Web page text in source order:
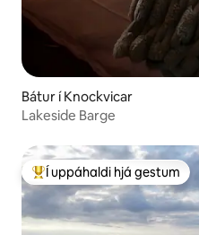
Bátur í Knockvicar
Lakeside Barge
Í mestu uppáhaldi hjá gestum
Í uppáhaldi hjá gestum